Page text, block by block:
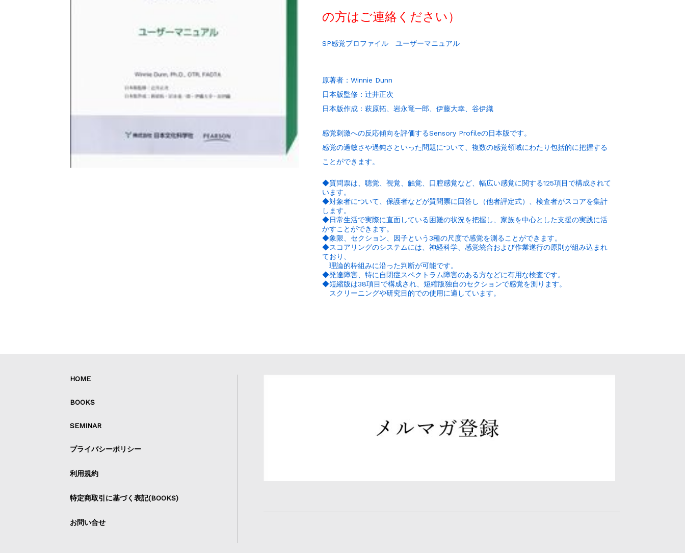
の方はご連絡ください）
SP感覚プロファイル ユーザーマニュアル
原著者：Winnie Dunn
日本版監修：辻井正次
日本版作成：萩原拓、岩永竜一郎、伊藤大幸、谷伊織
感覚刺激への反応傾向を評価するSensory Profileの日本版です。
感覚の過敏さや過鈍さといった問題について、複数の感覚領域にわたり包括的に把握する
ことができます。
◆質問票は、聴覚、視覚、触覚、口腔感覚など、幅広い感覚に関する125項目で構成されて
います。
◆対象者について、保護者などが質問票に回答し（他者評定式）、検査者がスコアを集計
します。
◆日常生活で実際に直面している困難の状況を把握し、家族を中心とした支援の実践に活
かすことができます。
◆象限、セクション、因子という3種の尺度で感覚を測ることができます。
◆スコアリングのシステムには、神経科学、感覚統合および作業遂行の原則が組み込まれ
ており、
理論的枠組みに沿った判断が可能です。
◆発達障害、特に自閉症スペクトラム障害のある方などに有用な検査です。
◆短縮版は38項目で構成され、短縮版独自のセクションで感覚を測ります。
スクリーニングや研究目的での使用に適しています。
HOME
BOOKS
SEMINAR
プライバシーポリシー
利用規約
特定商取引に基づく表記(BOOKS)
お問い合せ